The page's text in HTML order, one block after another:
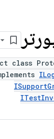
class